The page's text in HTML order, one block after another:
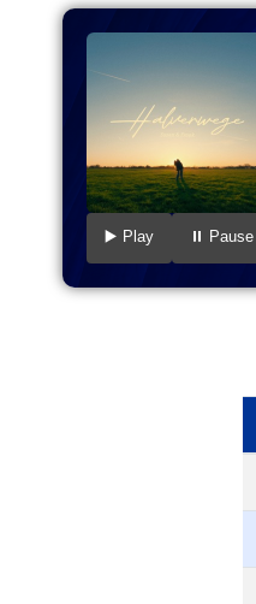
▶️ Play ⏸️ Pause